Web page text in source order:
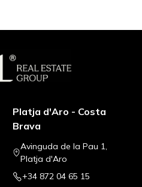
Platja d'Aro - Costa
Brava
Avinguda de la Pau 1,
Platja d'Aro
+34 872 04 65 15